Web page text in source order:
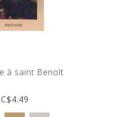
à saint Benoît
C$4.49